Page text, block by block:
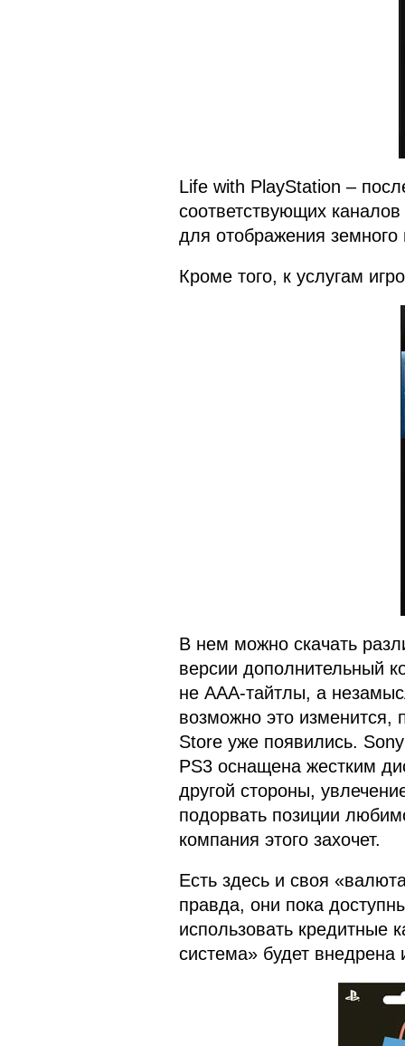
Life with PlayStation –
соответствующих
для отображения
Кроме того, к услугам
В нем можно скачать
версии дополнительный
не AAA-тайтлы, а
возможно это изменится,
Store уже появились.
PS3 оснащена жестким
другой стороны,
подорвать позиции
компания этого захочет.
Есть здесь и своя
правда, они пока
использовать кредитные
система» будет